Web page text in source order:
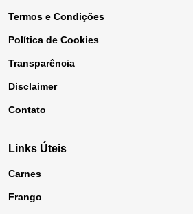
Termos e Condições
Política de Cookies
Transparência
Disclaimer
Contato
Links Úteis
Carnes
Frango